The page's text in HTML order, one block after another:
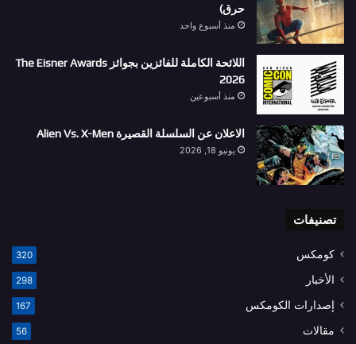
حرق)
منذ أسبوع واحد
اللائحة الكاملة للفائزين بجوائز The Eisner Awards
2026
منذ أسبوعين
الاعلان عن السلسلة القصيرة Alien Vs. X-Men
يونيو 18, 2026
تصنيفات
كومكس 320
الأخبار 298
إصدارات الكومكس 167
مقالات 56